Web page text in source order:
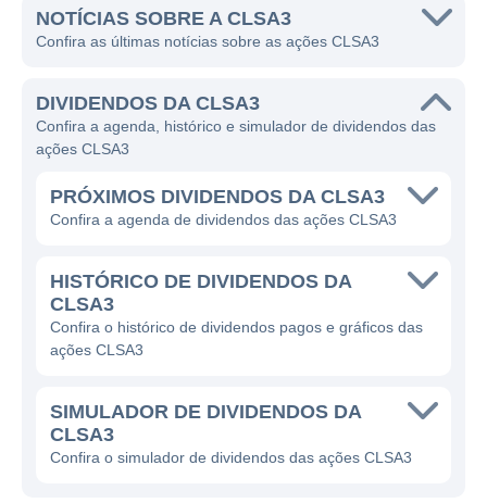
NOTÍCIAS SOBRE A CLSA3
Confira as últimas notícias sobre as ações CLSA3
DIVIDENDOS DA CLSA3
Confira a agenda, histórico e simulador de dividendos das
ações CLSA3
PRÓXIMOS DIVIDENDOS DA CLSA3
Confira a agenda de dividendos das ações CLSA3
HISTÓRICO DE DIVIDENDOS DA
CLSA3
Confira o histórico de dividendos pagos e gráficos das
ações CLSA3
SIMULADOR DE DIVIDENDOS DA
CLSA3
Confira o simulador de dividendos das ações CLSA3